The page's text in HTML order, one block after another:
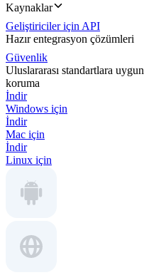
Kaynaklar
Geliştiriciler için API
Hazır entegrasyon çözümleri
Güvenlik
Uluslararası standartlara uygun
koruma
İndir
Windows için
İndir
Mac için
İndir
Linux için